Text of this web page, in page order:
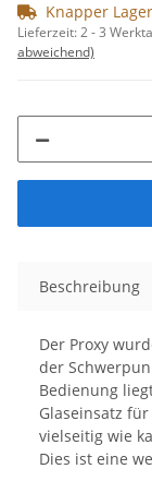
Knapper
Lieferzeit:2 - 3
abweichend)
Beschreibung
Der Proxy
der
Bedienung
Glaseinsatz
vielseitig wie
Dies ist eine